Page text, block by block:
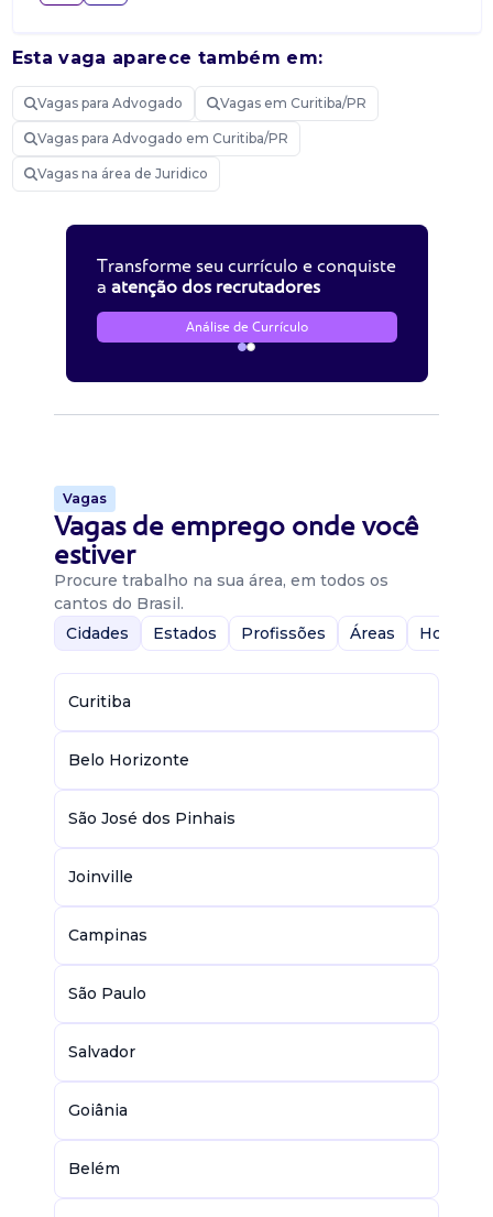
Esta vaga aparece também em:
Vagas para Advogado Vagas em Curitiba/PR
Vagas para Advogado em Curitiba/PR
Vagas na área de Juridico
Transforme seu currículo e conquiste
a atenção dos recrutadores
Análise de Currículo
Vagas
Vagas de emprego onde você
estiver
Procure trabalho na sua área, em todos os
cantos do Brasil.
Cidades
Estados Profissões Áreas Home-
Curitiba
Belo Horizonte
São José dos Pinhais
Joinville
Campinas
São Paulo
Salvador
Goiânia
Belém